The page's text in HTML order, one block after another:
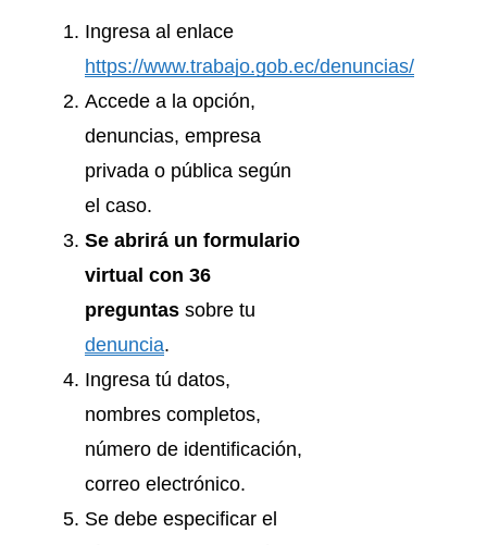
Ingresa al enlace
https://www.trabajo.gob.ec/denuncias/
Accede a la opción,
denuncias, empresa
privada o pública según
el caso.
Se abrirá un formulario
virtual con 36
preguntas sobre tu
denuncia.
Ingresa tú datos,
nombres completos,
número de identificación,
correo electrónico.
Se debe especificar el